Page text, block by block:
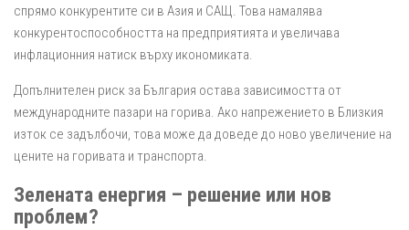
спрямо конкурентите си в Азия и САЩ. Това намалява
конкурентоспособността на предприятията и увеличава
инфлационния натиск върху икономиката.
Допълнителен риск за България остава зависимостта от
международните пазари на горива. Ако напрежението в Близкия
изток се задълбочи, това може да доведе до ново увеличение на
цените на горивата и транспорта.
Зелената енергия – решение или нов
проблем?